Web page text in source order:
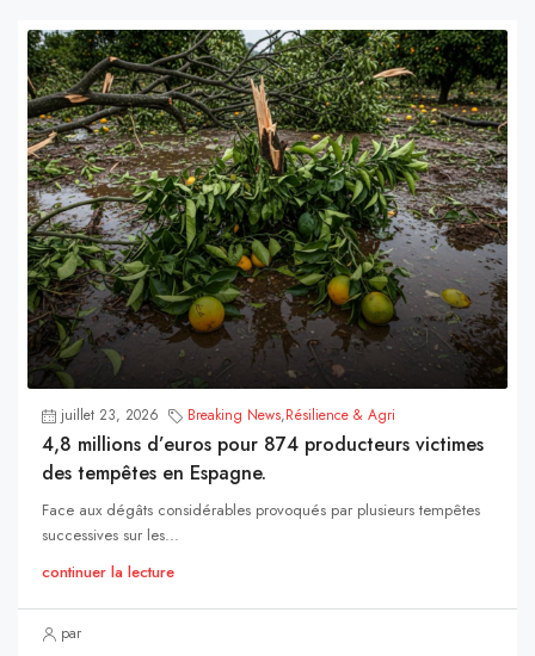
juillet 23, 2026 Breaking News,Résilience & Agri
4,8 millions d’euros pour 874 producteurs victimes
des tempêtes en Espagne.
Face aux dégâts considérables provoqués par plusieurs tempêtes
successives sur les...
continuer la lecture
par